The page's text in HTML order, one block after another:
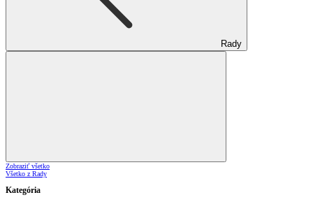
Rady
Zobraziť všetko
Všetko z Rady
Kategória